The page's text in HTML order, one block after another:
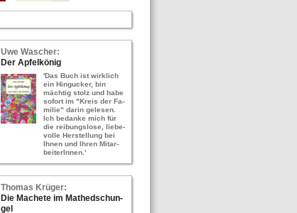
Uwe Wa­scher:
Der Ap­fel­kö­nig
'Das Buch ist wirk­lich
ein Hin­gu­cker, bin
mäch­tig stolz und habe
so­fort im "Kreis der Fa­
mi­lie" darin ge­le­sen.
Ich be­dan­ke mich für
die rei­bungs­lo­se, lie­be­
vol­le Her­stel­lung bei
Ihnen und Ihren Mit­ar­
bei­te­rIn­nen.'
Tho­mas Krü­ger:
Die Ma­che­te im Ma­thed­schun­
gel